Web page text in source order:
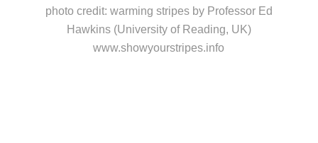
photo credit: warming stripes by Professor Ed
Hawkins (University of Reading, UK)
www.showyourstripes.info